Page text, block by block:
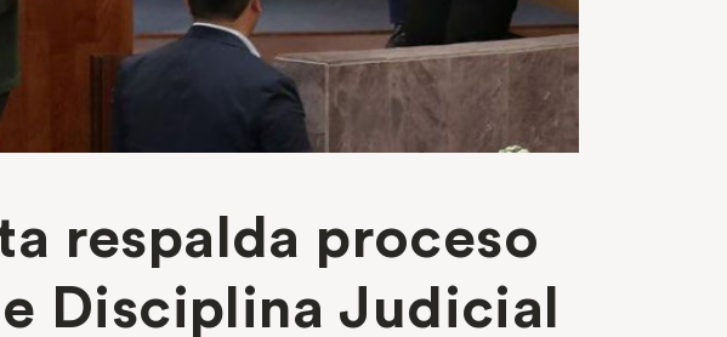
respalda proceso
Disciplina Judicial